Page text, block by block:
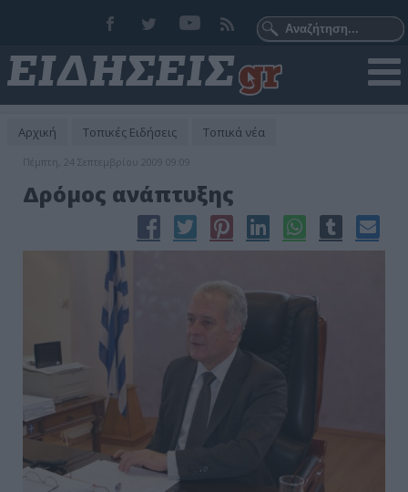
Αρχική Τοπικές Ειδήσεις Τοπικά νέα
Πέμπτη, 24 Σεπτεμβρίου 2009 09:09
Δρόμος ανάπτυξης